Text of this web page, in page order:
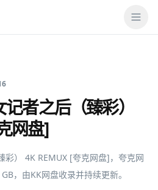
者之后（臻彩）
网盘]
彩） 4K REMUX [夸克网盘]，夸克网
，由KK网盘收录并持续更新。